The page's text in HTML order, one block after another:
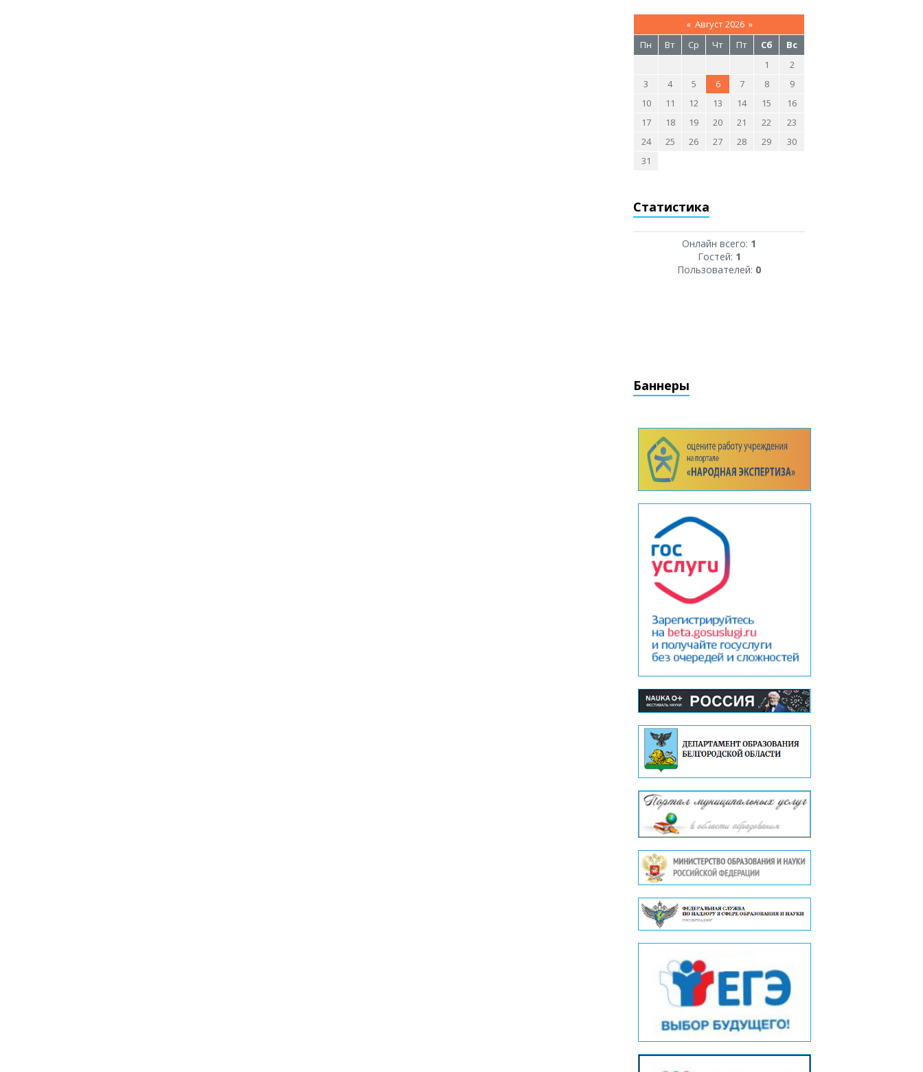
« Август 2026 »
Пн
Вт Ср Чт Пт Сб
Вс
1
2
3
4 5 6 7 8
9
10
11 12 13 14 15
16
17
18 19 20 21 22
23
24
25 26 27 28 29
30
31
Статистика
Онлайн всего: 1
Гостей: 1
Пользователей: 0
Баннеры